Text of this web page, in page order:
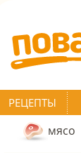
РЕЦЕПТЫ
мясо